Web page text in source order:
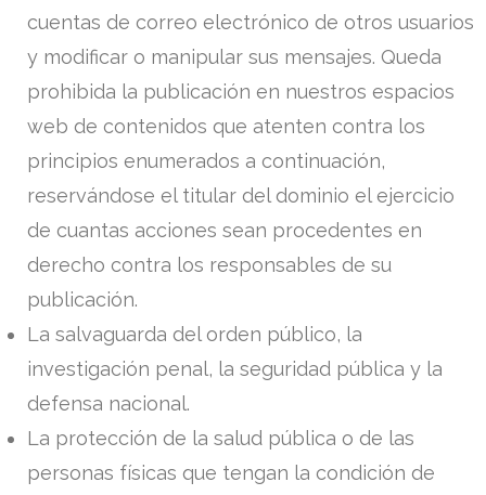
cuentas de correo electrónico de otros usuarios
y modificar o manipular sus mensajes. Queda
prohibida la publicación en nuestros espacios
web de contenidos que atenten contra los
principios enumerados a continuación,
reservándose el titular del dominio el ejercicio
de cuantas acciones sean procedentes en
derecho contra los responsables de su
publicación.
La salvaguarda del orden público, la
investigación penal, la seguridad pública y la
defensa nacional.
La protección de la salud pública o de las
personas físicas que tengan la condición de